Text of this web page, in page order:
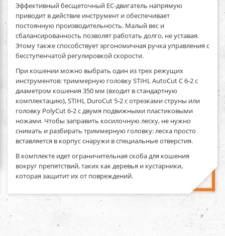
Эффективный бесщеточный ЕС-двигатель напрямую
приводит в действие инструмент и обеспечивает
постоянную производительность. Малый вес и
сбалансированность позволят работать долго, не уставая.
Этому также способствует эргономичная ручка управления с
бесступенчатой регулировкой скорости.
При кошении можно выбрать один из трех режущих
инструментов: триммерную головку STIHL AutoCut C 6‑2 с
диаметром кошения 350 мм (входит в стандартную
комплектацию), STIHL DuroCut 5‑2 с отрезками струны или
головку PolyCut 6‑2 с двумя подвижными пластиковыми
ножами. Чтобы заправить косилочную леску, не нужно
снимать и разбирать триммерную головку: леска просто
вставляется в корпус снаружи в специальные отверстия.
В комплекте идет ограничительная скоба для кошения
вокруг препятствий, таких как деревья и кустарники,
которая защитит их от повреждений.